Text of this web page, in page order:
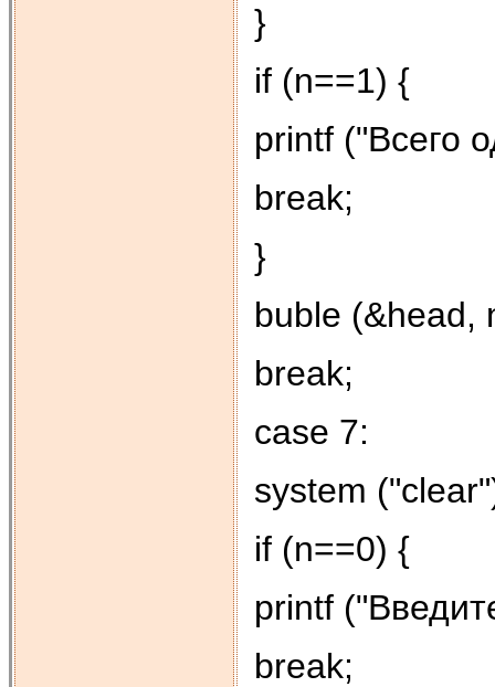
}
if (n==1) {
printf ("Всего
break;
}
buble (&head,
break;
case 7:
system
if (n==0) {
printf
break;